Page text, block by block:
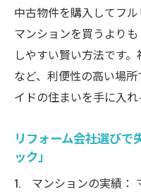
中古物件を購入してフ
マンションを買うより
しやすい賢い方法です
など、利便性の高い場
イドの住まいを手に入れ
リフォーム会社選びで
ック」
マンションの実績：